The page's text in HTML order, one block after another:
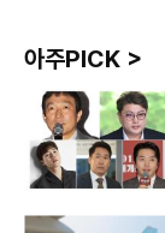
아주PICK >